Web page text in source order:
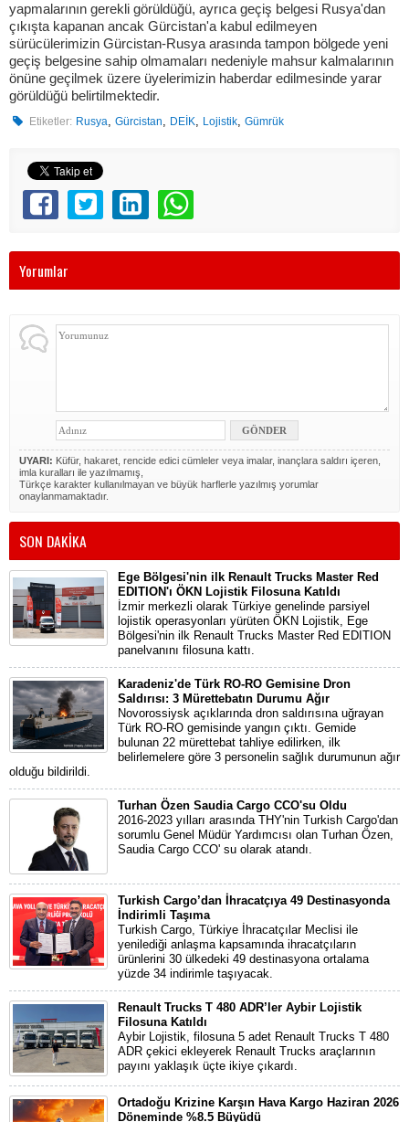
yapmalarının gerekli görüldüğü, ayrıca geçiş belgesi Rusya'dan
çıkışta kapanan ancak Gürcistan'a kabul edilmeyen
sürücülerimizin Gürcistan-Rusya arasında tampon bölgede yeni
geçiş belgesine sahip olmamaları nedeniyle mahsur kalmalarının
önüne geçilmek üzere üyelerimizin haberdar edilmesinde yarar
görüldüğü belirtilmektedir.
Etiketler: Rusya,Gürcistan, DEİK, Lojistik,Gümrük
Yorumlar
UYARI: Küfür, hakaret, rencide edici cümleler veya imalar, inançlara saldırı içeren,
imla kuralları ile yazılmamış,
Türkçe karakter kullanılmayan ve büyük harflerle yazılmış yorumlar
onaylanmamaktadır.
SON DAKİKA
Ege Bölgesi'nin ilk Renault Trucks Master Red
EDITION'ı ÖKN Lojistik Filosuna Katıldı
İzmir merkezli olarak Türkiye genelinde parsiyel
lojistik operasyonları yürüten ÖKN Lojistik, Ege
Bölgesi'nin ilk Renault Trucks Master Red EDITION
panelvanını filosuna kattı.
Karadeniz'de Türk RO-RO Gemisine Dron
Saldırısı: 3 Mürettebatın Durumu Ağır
Novorossiysk açıklarında dron saldırısına uğrayan
Türk RO-RO gemisinde yangın çıktı. Gemide
bulunan 22 mürettebat tahliye edilirken, ilk
belirlemelere göre 3 personelin sağlık durumunun ağır
olduğu bildirildi.
Turhan Özen Saudia Cargo CCO'su Oldu
2016-2023 yılları arasında THY'nin Turkish Cargo'dan
sorumlu Genel Müdür Yardımcısı olan Turhan Özen,
Saudia Cargo CCO' su olarak atandı.
Turkish Cargo’dan İhracatçıya 49 Destinasyonda
İndirimli Taşıma
Turkish Cargo, Türkiye İhracatçılar Meclisi ile
yenilediği anlaşma kapsamında ihracatçıların
ürünlerini 30 ülkedeki 49 destinasyona ortalama
yüzde 34 indirimle taşıyacak.
Renault Trucks T 480 ADR’ler Aybir Lojistik
Filosuna Katıldı
Aybir Lojistik, filosuna 5 adet Renault Trucks T 480
ADR çekici ekleyerek Renault Trucks araçlarının
payını yaklaşık üçte ikiye çıkardı.
Ortadoğu Krizine Karşın Hava Kargo Haziran 2026
Döneminde %8.5 Büyüdü